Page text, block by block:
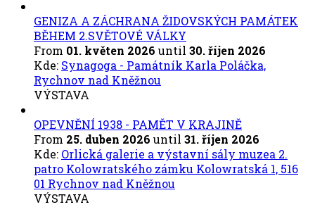
GENIZA A ZÁCHRANA ŽIDOVSKÝCH PAMÁTEK
BĚHEM 2.SVĚTOVÉ VÁLKY
From 01. květen 2026 until 30. říjen 2026
Kde: Synagoga - Památník Karla Poláčka,
Rychnov nad Kněžnou
VÝSTAVA
OPEVNĚNÍ 1938 - PAMĚT V KRAJINĚ
From 25. duben 2026 until 31. říjen 2026
Kde: Orlická galerie a výstavní sály muzea 2.
patro Kolowratského zámku Kolowratská 1, 516
01 Rychnov nad Kněžnou
VÝSTAVA